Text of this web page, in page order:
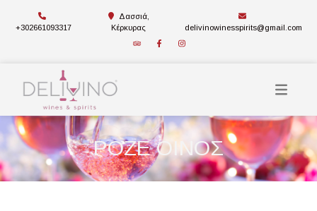
+302661093317
Δασσιά,
Κέρκυρας
delivinowinesspirits@gmail.com
ΡΟΖΕ ΟΙΝΟΣ